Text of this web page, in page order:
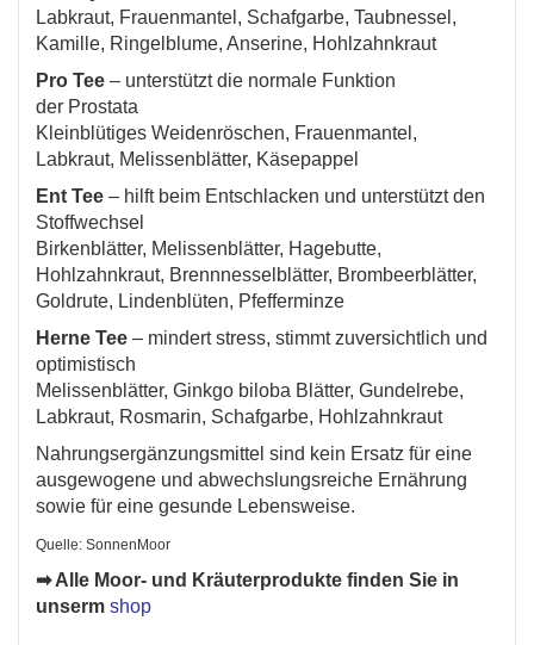
Labkraut, Frauenmantel, Schafgarbe, Taubnessel,
Kamille, Ringelblume, Anserine, Hohlzahnkraut
Pro Tee – unterstützt die normale Funktion
der Prostata
Kleinblütiges Weidenröschen, Frauenmantel,
Labkraut, Melissenblätter, Käsepappel
Ent Tee – hilft beim Entschlacken und unterstützt den
Stoffwechsel
Birkenblätter, Melissenblätter, Hagebutte,
Hohlzahnkraut, Brennnesselblätter, Brombeerblätter,
Goldrute, Lindenblüten, Pfefferminze
Herne Tee – mindert stress, stimmt zuversichtlich und
optimistisch
Melissenblätter, Ginkgo biloba Blätter, Gundelrebe,
Labkraut, Rosmarin, Schafgarbe, Hohlzahnkraut
Nahrungsergänzungsmittel sind kein Ersatz für eine
ausgewogene und abwechslungsreiche Ernährung
sowie für eine gesunde Lebensweise.
Quelle: SonnenMoor
➡ Alle Moor- und Kräuterprodukte finden Sie in
unserm shop